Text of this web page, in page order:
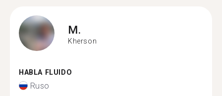
M.
Kherson
HABLA FLUIDO
Ruso